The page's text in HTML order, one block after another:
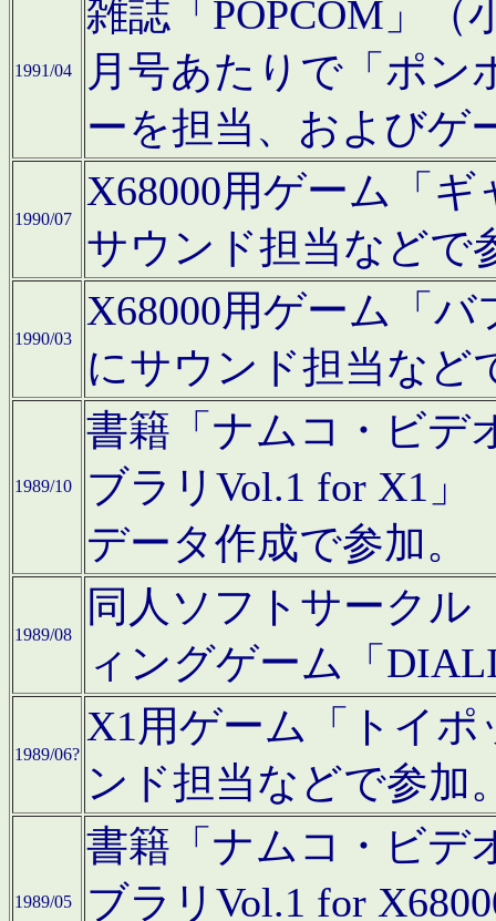
1991/04
雑誌「POPCOM」（
月号あたりで「ポン
ーを担当、およびゲ
1990/07
X68000用ゲーム「
サウンド担当などで
1990/03
X68000用ゲーム「
にサウンド担当など
1989/10
書籍「ナムコ・ビデ
ブラリVol.1 for X1」
データ作成で参加。
1989/08
同人ソフトサークル
ィングゲーム「
1989/06?
X1用ゲーム「トイ
ンド担当などで参加
1989/05
書籍「ナムコ・ビデ
ブラリVol.1 for